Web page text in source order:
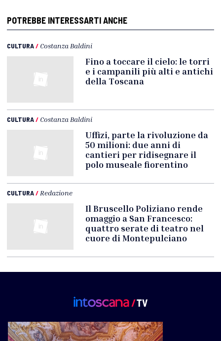
POTREBBE INTERESSARTI ANCHE
CULTURA/ Costanza Baldini
Fino a toccare il cielo: le torri
e i campanili più alti e antichi
della Toscana
CULTURA/ Costanza Baldini
Uffizi, parte la rivoluzione da
50 milioni: due anni di
cantieri per ridisegnare il
polo museale fiorentino
CULTURA/ Redazione
Il Bruscello Poliziano rende
omaggio a San Francesco:
quattro serate di teatro nel
cuore di Montepulciano